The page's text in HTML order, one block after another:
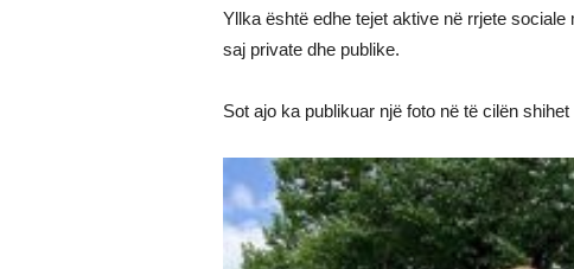
Yllka është edhe tejet aktive në rrjete
saj private dhe publike.
Sot ajo ka publikuar një foto në të cilën